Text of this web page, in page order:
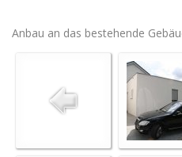
Anbau an das bestehende